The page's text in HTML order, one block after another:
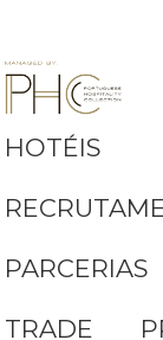
HOTÉIS
PARCERIAS
TRADE